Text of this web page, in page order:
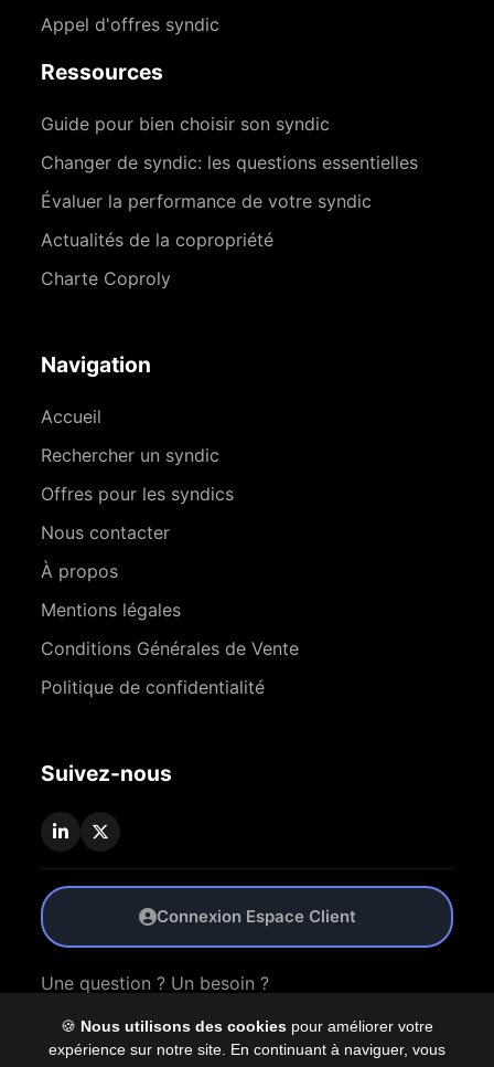
🍪 Nous utilisons des cookies pour améliorer votre
expérience sur notre site. En continuant à naviguer, vous
Appel d'offres syndic
Ressources
Guide pour bien choisir son syndic
Changer de syndic: les questions essentielles
Évaluer la performance de votre syndic
Actualités de la copropriété
Charte Coproly
Navigation
Accueil
Rechercher un syndic
Offres pour les syndics
Nous contacter
À propos
Mentions légales
Conditions Générales de Vente
Politique de confidentialité
Suivez-nous
Connexion Espace Client
Une question ? Un besoin ?
Nous Contacter